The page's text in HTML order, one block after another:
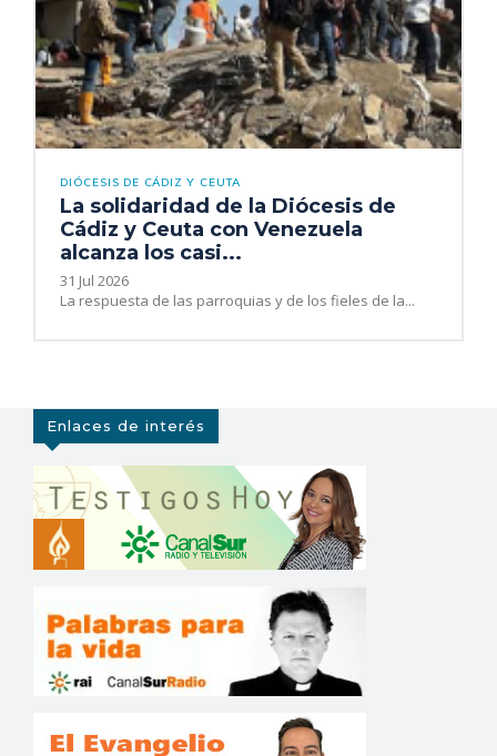
DIÓCESIS DE CÁDIZ Y CEUTA
La solidaridad de la Diócesis de
Cádiz y Ceuta con Venezuela
alcanza los casi...
31 Jul 2026
La respuesta de las parroquias y de los fieles de la...
Enlaces de interés